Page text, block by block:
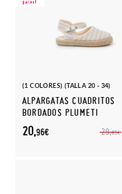
(1 COLORES) (TALLA 20 - 34)
ALPARGATAS CUADRITOS
BORDADOS PLUMETI
29,95€
20,96€